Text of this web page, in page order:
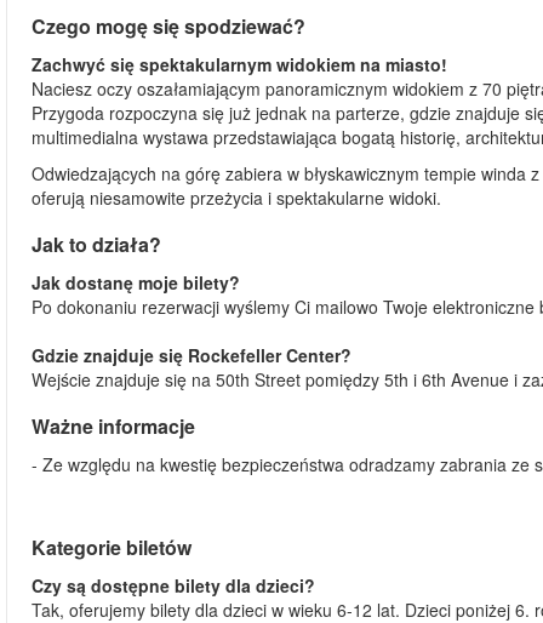
Czego mogę się spodziewać?
Zachwyć się spektakularnym widokiem na miasto!
Naciesz oczy oszałamiającym panoramicznym widokiem z 70
Przygoda rozpoczyna się już jednak na parterze, gdzie znajduje
multimedialna wystawa przedstawiająca bogatą historię,
Odwiedzających na górę zabiera w błyskawicznym tempie
oferują niesamowite przeżycia i spektakularne widoki.
Jak to działa?
Jak dostanę moje bilety?
Po dokonaniu rezerwacji wyślemy Ci mailowo Twoje elektroniczne
Gdzie znajduje się Rockefeller Center?
Wejście znajduje się na 50th Street pomiędzy 5th i 6th Avenue i
Ważne informacje
- Ze względu na kwestię bezpieczeństwa odradzamy zabrania ze
Kategorie biletów
Czy są dostępne bilety dla dzieci?
Tak, oferujemy bilety dla dzieci w wieku 6-12 lat. Dzieci poniżej 6.